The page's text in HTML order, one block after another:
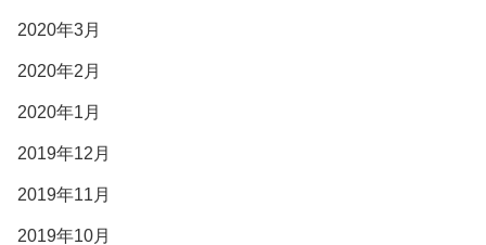
2020年3月
2020年2月
2020年1月
2019年12月
2019年11月
2019年10月